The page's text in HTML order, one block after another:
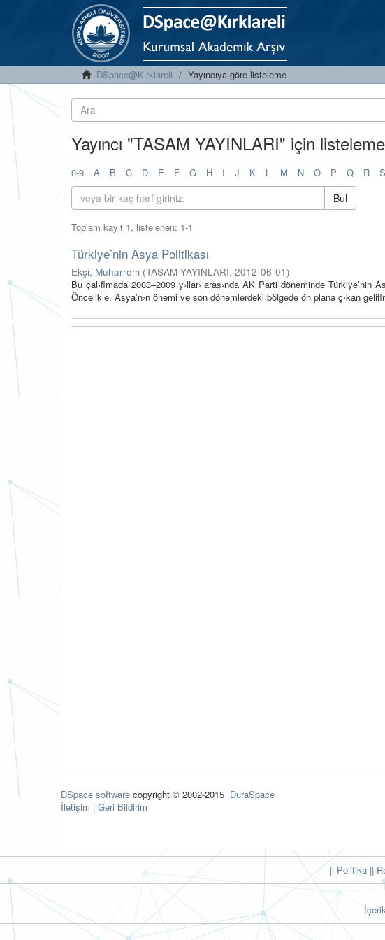
DSpace@Kırklareli Yayıncıya göre listeleme
Yayıncı "TASAM YAYINLARI" için listeleme
0-9 A B C D E F G H I J K L M N O P Q R S
Bul
Toplam kayıt 1, listelenen: 1-1
Türkiye’nin Asya Politikası
Ekşi, Muharrem (TASAM YAYINLARI, 2012-06-01)
Bu çal›flmada 2003–2009 y›llar› aras›nda AK Parti döneminde Türkiye’nin
Öncelikle, Asya’n›n önemi ve son dönemlerdeki bölgede ön plana ç›kan
DSpace software copyright © 2002-2015 DuraSpace
İletişim | Geri Bildirim
|| Politika ||